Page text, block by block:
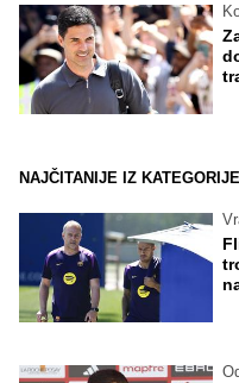
NAJČITANIJE IZ KATEGORIJE